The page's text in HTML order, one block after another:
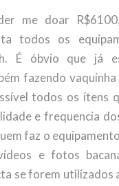
me doar
todos os
É óbvio que já
fazendo
todos os ítens
e frequencia
faz o
e fotos
se forem utilizados